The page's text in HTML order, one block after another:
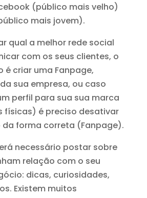
(público mais velho)
mais jovem).
qual a melhor rede social
com os seus clientes, o
é criar uma Fanpage,
sua empresa, ou caso
perfil para sua sua marca
físicas) é preciso desativar
forma correta (Fanpage).
necessário postar sobre
relação com o seu
dicas, curiosidades,
Existem muitos